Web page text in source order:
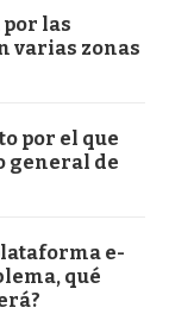
las
varias zonas
por el que
general de
e-
qué